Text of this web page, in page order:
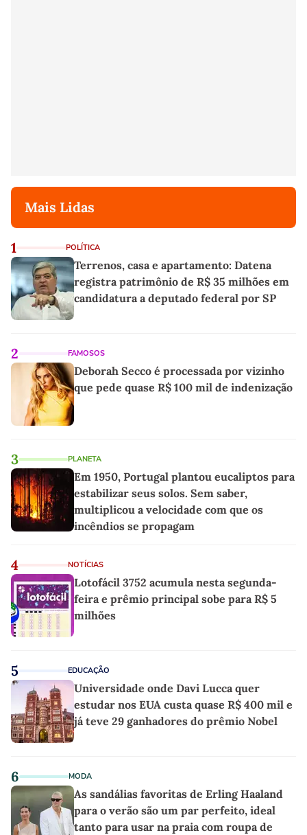
Mais Lidas
1 POLÍTICA
Terrenos, casa e apartamento: Datena
registra patrimônio de R$ 35 milhões em
candidatura a deputado federal por SP
2 FAMOSOS
Deborah Secco é processada por vizinho
que pede quase R$ 100 mil de indenização
3 PLANETA
Em 1950, Portugal plantou eucaliptos para
estabilizar seus solos. Sem saber,
multiplicou a velocidade com que os
incêndios se propagam
4 NOTÍCIAS
Lotofácil 3752 acumula nesta segunda-
feira e prêmio principal sobe para R$ 5
milhões
5 EDUCAÇÃO
Universidade onde Davi Lucca quer
estudar nos EUA custa quase R$ 400 mil e
já teve 29 ganhadores do prêmio Nobel
6 MODA
As sandálias favoritas de Erling Haaland
para o verão são um par perfeito, ideal
tanto para usar na praia com roupa de